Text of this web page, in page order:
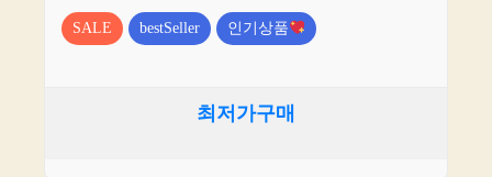
SALE bestSeller 인기상품
최저가구매